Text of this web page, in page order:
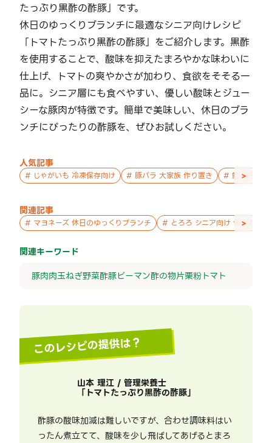
たっぷり黒酢の酢豚」です。
休日のゆっくりブランチに最適なシニア向けレシピ
「トマトたっぷり黒酢の酢豚」をご紹介します。黒酢
を使用することで、酸味を抑えたまろやかな味わいに
仕上げ、トマトの爽やかさが加わり、食欲をそそる一
品に。シニア層にも食べやすい、優しい酸味とジュー
シーな豚肉が特徴です。簡単で美味しい、休日のブラ
ンチにぴったりの酢豚を、ぜひお試しください。
人気記事
# じゃがいも 冷凍保存向け # 豚バラ 大家族 作り置き # 鮭 親子 作
>
関連記事
# マヨネーズ 休日のゆっくりブランチ # とろろ シニア向け 休日のゆ
>
関連キーワード
豚肉肉玉ねぎ野菜酢豚ピーマン酢の物片栗粉トマト
このレシピの提供は？
山本 理江 / 管理栄養士
「トマトたっぷり黒酢の酢豚」
酢豚の酸味加減は難しいですが、合わせ調味料はい
ったん煮立てて、酸味を少し飛ばしてあげるとまろ